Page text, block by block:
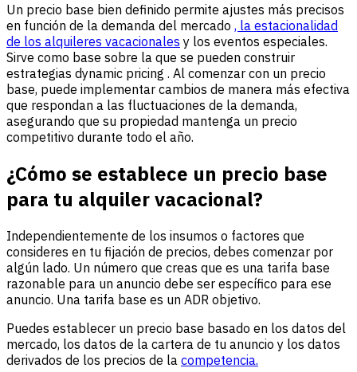
Un precio base bien definido permite ajustes más precisos
en función de la demanda del mercado , la estacionalidad
de los alquileres vacacionales y los eventos especiales.
Sirve como base sobre la que se pueden construir
estrategias dynamic pricing . Al comenzar con un precio
base, puede implementar cambios de manera más efectiva
que respondan a las fluctuaciones de la demanda,
asegurando que su propiedad mantenga un precio
competitivo durante todo el año.
¿Cómo se establece un precio base
para tu alquiler vacacional?
Independientemente de los insumos o factores que
consideres en tu fijación de precios, debes comenzar por
algún lado. Un número que creas que es una tarifa base
razonable para un anuncio debe ser específico para ese
anuncio. Una tarifa base es un ADR objetivo.
Puedes establecer un precio base basado en los datos del
mercado, los datos de la cartera de tu anuncio y los datos
derivados de los precios de la competencia.